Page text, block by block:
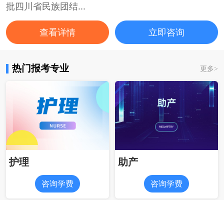
批四川省民族团结...
查看详情 立即咨询
热门报考专业 更多>
护理
咨询学费
助产
咨询学费